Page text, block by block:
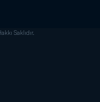
Saklıdır.